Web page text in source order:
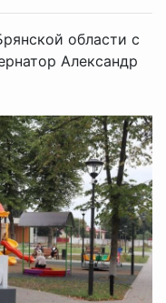
области с
Александр